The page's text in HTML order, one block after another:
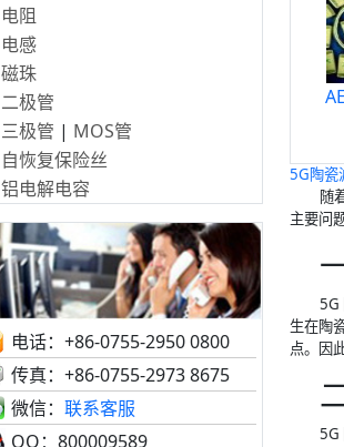
容）
电阻
电感
磁珠
二极管
三极管 | MOS管
自恢复保险丝
铝电解电容
电话：+86-0755-2950 0800
传真：+86-0755-2973 8675
微信： 联系客服
QQ：800009589
5G陶瓷
随
主要问
5G
生在陶
点。因
5G